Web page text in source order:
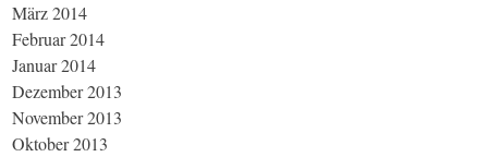
März 2014
Februar 2014
Januar 2014
Dezember 2013
November 2013
Oktober 2013